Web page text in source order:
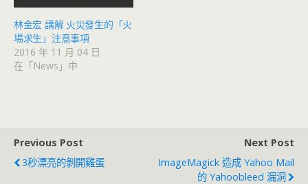
林金宏 講解 火災發生的「火
場求生」注意事項
2016 年 11 月 04 日
在「News」中
Previous Post
3秒漂亮的剝開雞蛋
Next Post
ImageMagick 造成 Yahoo Mail
的 Yahoobleed 漏洞